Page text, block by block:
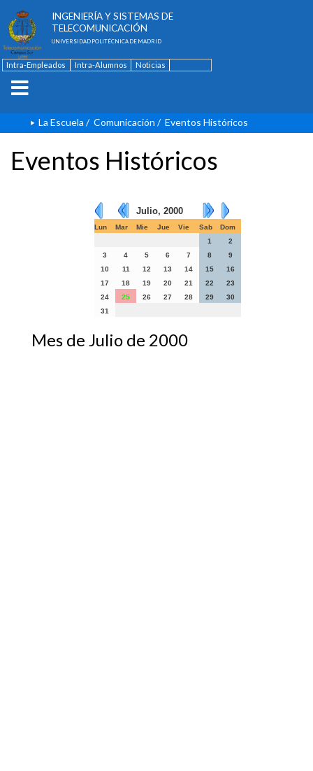
INGENIERÍA Y SISTEMAS DE
TELECOMUNICACIÓN
UNIVERSIDAD POLITÉCNICA DE MADRID
Intra-Empleados Intra-Alumnos
Noticias
La Escuela / Comunicación / Eventos Históricos
Eventos Históricos
Julio, 2000
Lun Mar Mie Jue Vie Sab
Dom
1
2
3
4 5 6 7 8
9
10
11 12 13 14 15
16
17
18 19 20 21 22
23
24
25 26 27 28 29
30
31
Mes de Julio de 2000